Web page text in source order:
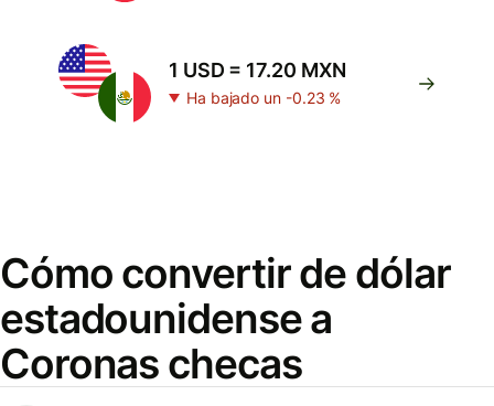
1 USD = 17.20 MXN
Ha bajado un -0.23 %
Cómo convertir de dólar
estadounidense a
Coronas checas